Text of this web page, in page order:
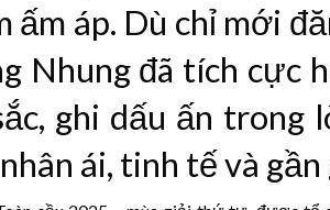
ấm áp. Dù chỉ mới
Nhung đã tích cực
ghi dấu ấn trong
ái, tinh tế và gần